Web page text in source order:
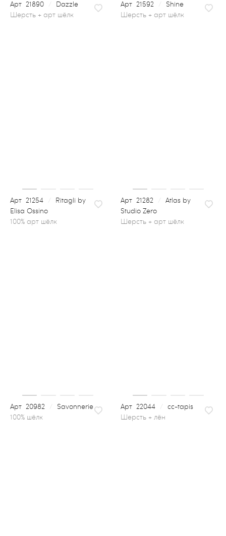
21890 Dazzle 21592
Shine
шерсть + арт шёлк
21254
Ritagli by
Elisa Ossino
21282
Atlas by
Studio Zero
шерсть + арт шёлк
20982 Savonnerie 22044
cc-tapis
шерсть + лён